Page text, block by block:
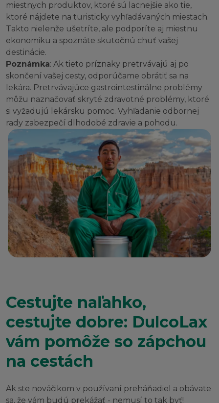
miestnych produktov, ktoré sú lacnejšie ako tie,
ktoré nájdete na turisticky vyhľadávaných miestach.
Takto nielenže ušetríte, ale podporíte aj miestnu
ekonomiku a spoznáte skutočnú chuť vašej
destinácie.
Poznámka: Ak tieto príznaky pretrvávajú aj po
skončení vašej cesty, odporúčame obrátiť sa na
lekára. Pretrvávajúce gastrointestinálne problémy
môžu naznačovať skryté zdravotné problémy, ktoré
si vyžadujú lekársku pomoc. Vyhľadanie odbornej
rady zabezpečí dlhodobé zdravie a pohodu.
Cestujte naľahko,
cestujte dobre: DulcoLax
vám pomôže so zápchou
na cestách
Ak ste nováčikom v používaní preháňadiel a obávate
sa, že vám budú prekážať - nemusí to tak byť!